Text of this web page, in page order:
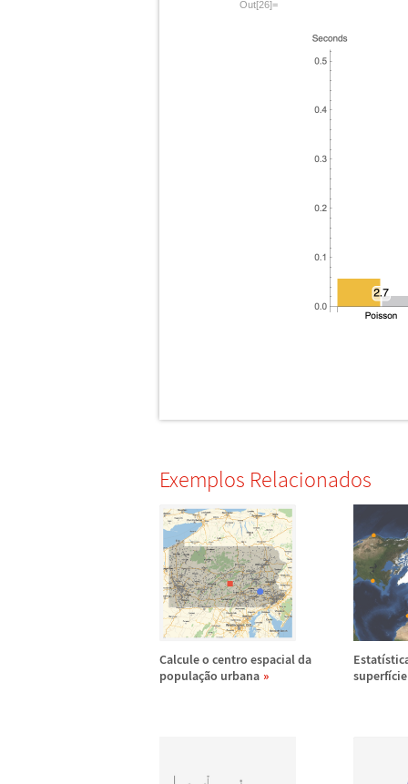
Out[26]=
Exemplos Relacionados
Calcule o centro espacial da
população urbana
Estatí
superfí